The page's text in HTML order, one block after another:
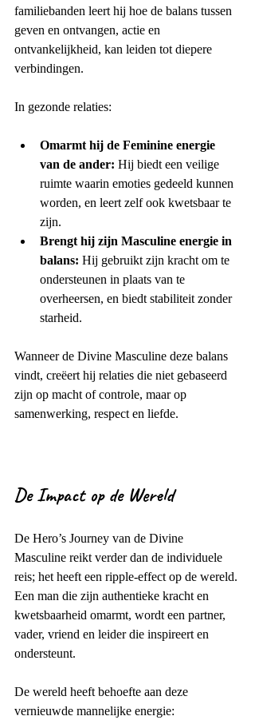
familiebanden leert hij hoe de balans tussen
geven en ontvangen, actie en
ontvankelijkheid, kan leiden tot diepere
verbindingen.
In gezonde relaties:
Omarmt hij de Feminine energie
van de ander: Hij biedt een veilige
ruimte waarin emoties gedeeld kunnen
worden, en leert zelf ook kwetsbaar te
zijn.
Brengt hij zijn Masculine energie in
balans: Hij gebruikt zijn kracht om te
ondersteunen in plaats van te
overheersen, en biedt stabiliteit zonder
starheid.
Wanneer de Divine Masculine deze balans
vindt, creëert hij relaties die niet gebaseerd
zijn op macht of controle, maar op
samenwerking, respect en liefde.
De Impact op de Wereld
De Hero’s Journey van de Divine
Masculine reikt verder dan de individuele
reis; het heeft een ripple-effect op de wereld.
Een man die zijn authentieke kracht en
kwetsbaarheid omarmt, wordt een partner,
vader, vriend en leider die inspireert en
ondersteunt.
De wereld heeft behoefte aan deze
vernieuwde mannelijke energie: